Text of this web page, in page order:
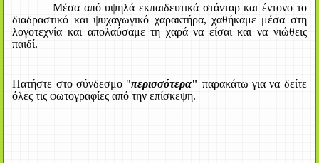
Μέσα από υψηλά εκπαιδευτικά στάνταρ και έντονο το
διαδραστικό και ψυχαγωγικό χαρακτήρα, χαθήκαμε μέσα στη
λογοτεχνία και απολαύσαμε τη χαρά να είσαι και να νιώθεις
παιδί.
Πατήστε στο σύνδεσμο "περισσότερα" παρακάτω για να δείτε
όλες τις φωτογραφίες από την επίσκεψη.